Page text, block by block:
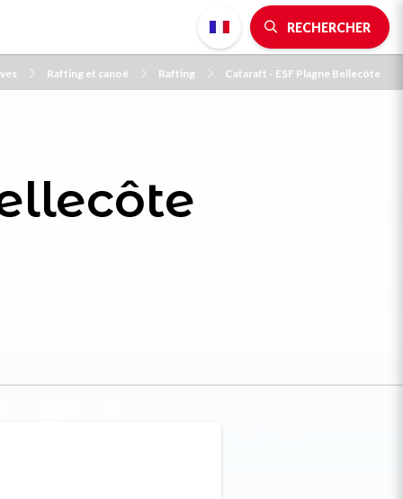
RECHERCHER
Rafting et canoë Rafting Cataraft - ESF Plagne Bellecôte